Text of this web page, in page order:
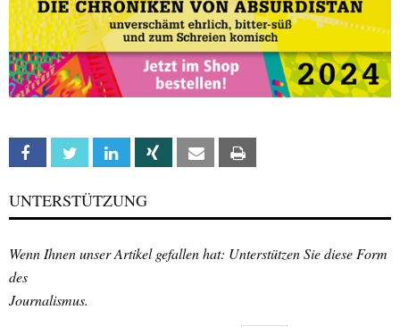
Facebook Twitter Linkedin Xing Email
UNTERSTÜTZUNG
Wenn Ihnen unser Artikel gefallen hat: Unterstützen Sie diese Form
des
Journalismus.